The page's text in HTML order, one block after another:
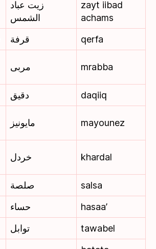
زيت عباد
الشمس
zayt iibad
achams
قرفة
qerfa
مربى mrabba
دقيق
daqiiq
مايونيز mayounez
خردل khardal
صلصة
salsa
حساء
hasaa’
توابل
tawabel